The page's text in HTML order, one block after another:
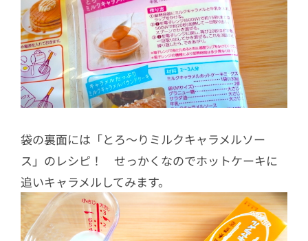
袋の裏面には「とろ〜りミルクキャラメルソー
ス」のレシピ！ せっかくなのでホットケーキに
追いキャラメルしてみます。